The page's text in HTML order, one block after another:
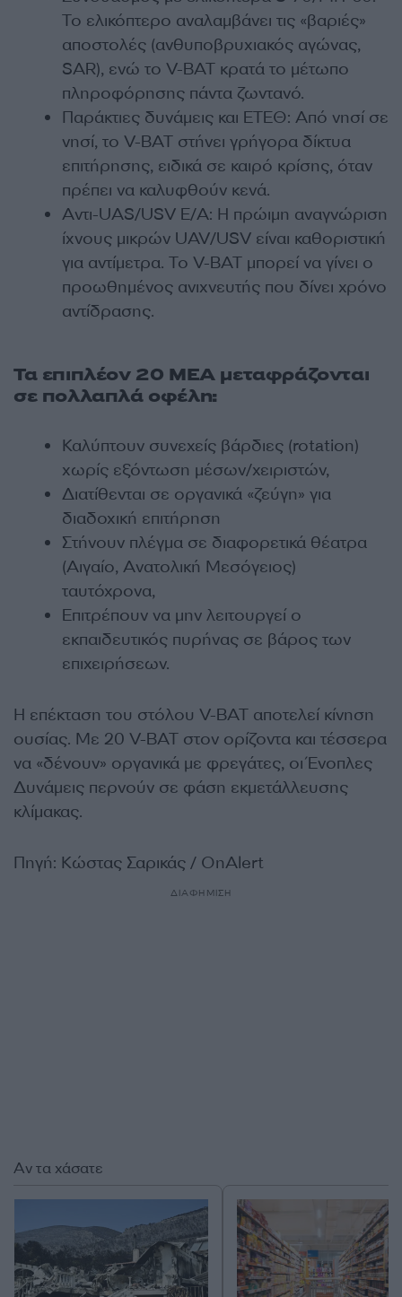
Το ελικόπτερο αναλαμβάνει τις «βαριές»
αποστολές (ανθυποβρυχιακός αγώνας,
SAR), ενώ το V-BAT κρατά το μέτωπο
πληροφόρησης πάντα ζωντανό.
Παράκτιες δυνάμεις και ΕΤΕΘ: Από νησί σε
νησί, το V-BAT στήνει γρήγορα δίκτυα
επιτήρησης, ειδικά σε καιρό κρίσης, όταν
πρέπει να καλυφθούν κενά.
Αντι-UAS/USV Ε/Α: Η πρώιμη αναγνώριση
ίχνους μικρών UAV/USV είναι καθοριστική
για αντίμετρα. Το V-BAT μπορεί να γίνει ο
προωθημένος ανιχνευτής που δίνει χρόνο
αντίδρασης.
Τα επιπλέον 20 ΜΕΑ μεταφράζονται
σε πολλαπλά οφέλη:
Καλύπτουν συνεχείς βάρδιες (rotation)
χωρίς εξόντωση μέσων/χειριστών,
Διατίθενται σε οργανικά «ζεύγη» για
διαδοχική επιτήρηση
Στήνουν πλέγμα σε διαφορετικά θέατρα
(Αιγαίο, Ανατολική Μεσόγειος)
ταυτόχρονα,
Επιτρέπουν να μην λειτουργεί ο
εκπαιδευτικός πυρήνας σε βάρος των
επιχειρήσεων.
Η επέκταση του στόλου V-BAT αποτελεί κίνηση
ουσίας. Με 20 V-BAT στον ορίζοντα και τέσσερα
να «δένουν» οργανικά με φρεγάτες, οι Ένοπλες
Δυνάμεις περνούν σε φάση εκμετάλλευσης
κλίμακας.
Πηγή: Κώστας Σαρικάς / OnAlert
ΔΙΑΦΗΜΙΣΗ
Αν τα χάσατε